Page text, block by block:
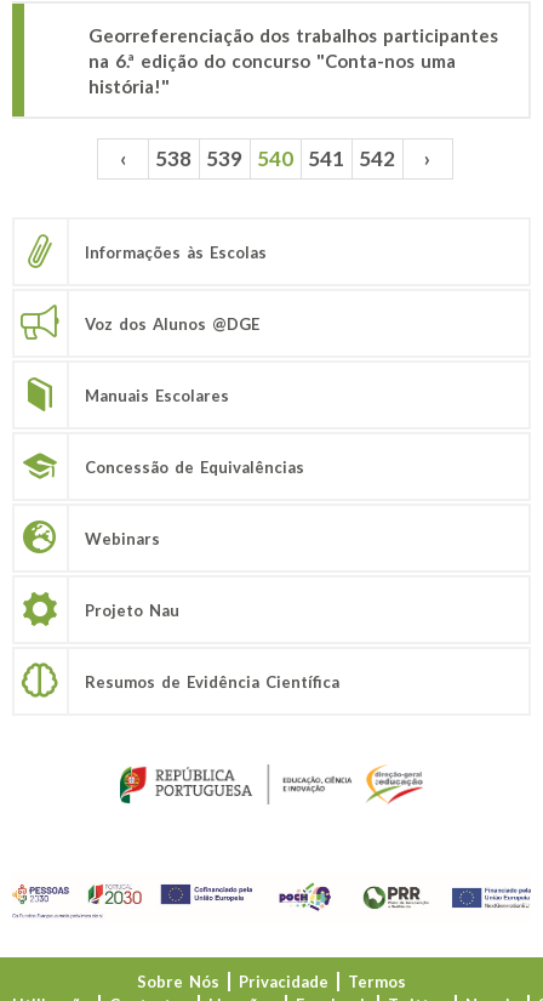
Georreferenciação dos trabalhos participantes
na 6.ª edição do concurso "Conta-nos uma
história!"
Páginas ‹ 538 539 540 541 542 ›
Informações às Escolas
Voz dos Alunos @DGE
Manuais Escolares
Concessão de Equivalências
Webinars
Projeto Nau
Resumos de Evidência Científica
Sobre Nós Privacidade
Termos